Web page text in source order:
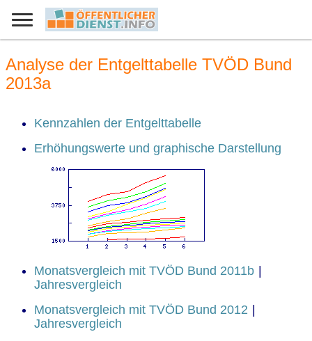
Analyse der Entgelttabelle TVÖD Bund
2013a
Kennzahlen der Entgelttabelle
Erhöhungswerte und graphische Darstellung
Monatsvergleich mit TVÖD Bund 2011b
Jahresvergleich
Monatsvergleich mit TVÖD Bund 2012
Jahresvergleich